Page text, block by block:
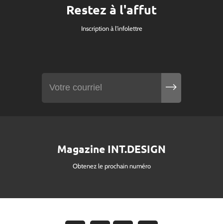
Restez à l'affut
Inscription à l'infolettre
Magazine INT.DESIGN
Obtenez le prochain numéro